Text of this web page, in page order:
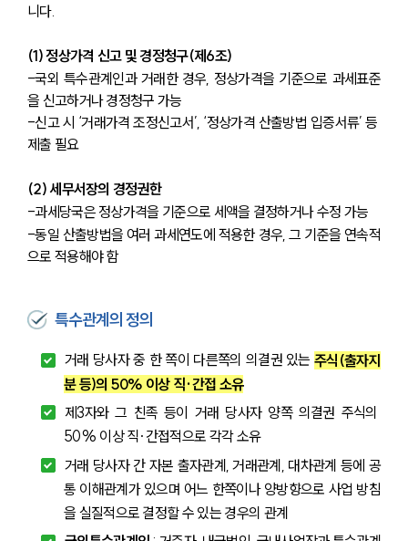
니다.
(1) 정상가격 신고 및 경정청구(제6조)
-국외 특수관계인과 거래한 경우, 정상가격을 기준으로 과세표준
을 신고하거나 경정청구 가능
-신고 시 ‘거래가격 조정신고서’, ‘정상가격 산출방법 입증서류’ 등
제출 필요
(2) 세무서장의 경정권한
-과세당국은 정상가격을 기준으로 세액을 결정하거나 수정 가능
-동일 산출방법을 여러 과세연도에 적용한 경우, 그 기준을 연속적
으로 적용해야 함
특수관계의 정의
거래 당사자 중 한 쪽이 다른쪽의 의결권 있는 주식(출자지
분 등)의 50% 이상 직·간접 소유
제3자와 그 친족 등이 거래 당사자 양쪽 의결권 주식의
50% 이상 직·간접적으로 각각 소유
거래 당사자 간 자본 출자관계, 거래관계, 대차관계 등에 공
통 이해관계가 있으며 어느 한쪽이나 양방향으로 사업 방침
을 실질적으로 결정할 수 있는 경우의 관계